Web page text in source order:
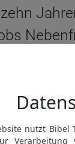
geredet
1. MOSE (GENESIS)
/